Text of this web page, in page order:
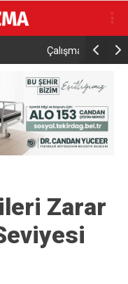
İletişim
Zarar